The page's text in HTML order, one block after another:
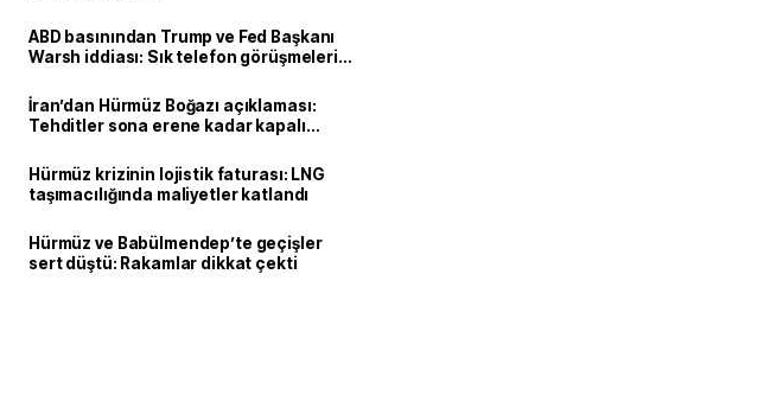
ABD basınından Trump ve Fed Başkanı
Warsh iddiası: Sık telefon görüşmeleri
İran’dan Hürmüz Boğazı açıklaması:
Tehditler sona erene kadar kapalı
Hürmüz krizinin lojistik faturası: LNG
taşımacılığında maliyetler katlandı
Hürmüz ve Babülmendep’te geçişler
sert düştü: Rakamlar dikkat çekti